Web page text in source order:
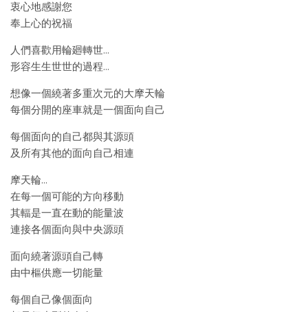
衷心地感謝您
奉上心的祝福
人們喜歡用輪廻轉世…
形容生生世世的過程…
想像一個繞著多重次元的大摩天輪
每個分開的座車就是一個面向自己
每個面向的自己都與其源頭
及所有其他的面向自己相連
摩天輪…
在每一個可能的方向移動
其輻是一直在動的能量波
連接各個面向與中央源頭
面向繞著源頭自己轉
由中樞供應一切能量
每個自己像個面向